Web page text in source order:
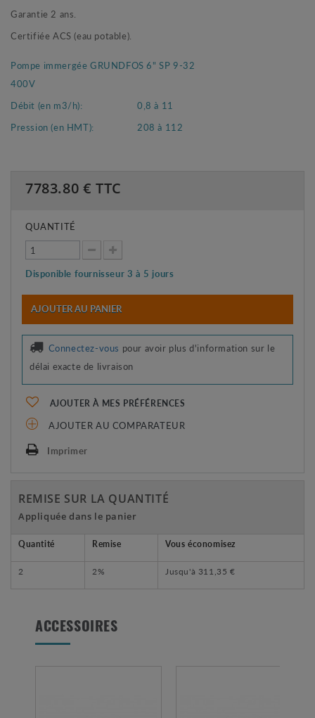
Garantie 2 ans.
Certifiée ACS (eau potable).
Pompe immergée GRUNDFOS 6" SP 9-32
400V
Débit (en m3/h):
0,8 à 11
Pression (en HMT):
208 à 112
7783.80 € TTC
QUANTITÉ
Disponible fournisseur 3 à 5 jours
AJOUTER AU PANIER
Connectez-vous pour avoir plus d'information sur le
délai exacte de livraison
AJOUTER À MES PRÉFÉRENCES
AJOUTER AU COMPARATEUR
Imprimer
REMISE SUR LA QUANTITÉ
Appliquée dans le panier
Quantité Remise Vous économisez
2 2% Jusqu'à 311,35 €
ACCESSOIRES